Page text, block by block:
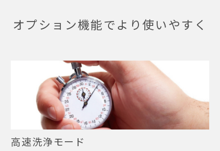
オプション機能でより使いやすく
高速洗浄モード